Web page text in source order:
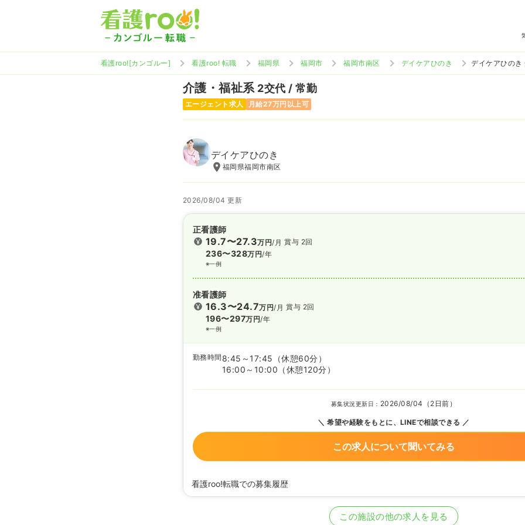
看護roo![カンゴルー] 看護roo! 転職 福岡県 福岡市 福岡市南区 デイケアひのき デイケアひのき
介護・福祉系 2交代 / 常勤
エージェント求人 月給27万円以上可
デイケアひのき
福岡県福岡市南区
2026/08/04 更新
正看護師
19.7〜27.3万円/月
236〜328万円/年
※一例
賞与 2回
准看護師
16.3〜24.7万円/月
196〜297万円/年
※一例
賞与 2回
勤務時間 8:45～17:45
（休憩60分）
16:00～10:00 （休憩120分）
募集状況更新日： 2026/08/04（2日前）
希望や経験をもとに、LINEで相談できる
この求人について聞いてみる
看護roo!転職での募集履歴
この施設の他の求人を見る